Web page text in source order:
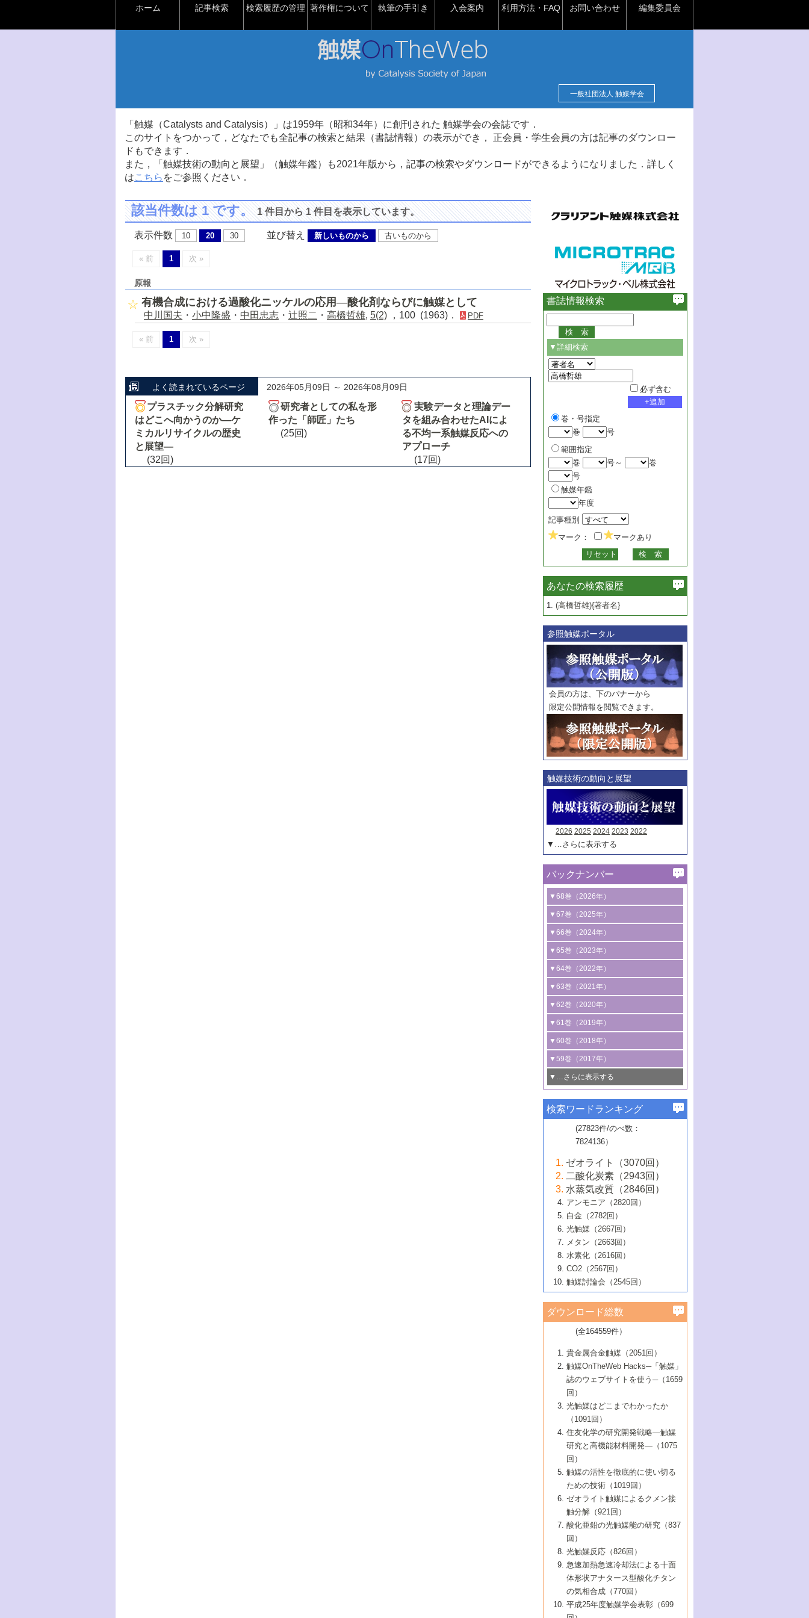
ホーム 記事検索 検索履歴の管理 著作権について 執筆の手引き 入会案内 利用方法・FAQ お問い合わせ 編集委員会
一般社団法人 触媒学会
「触媒（Catalysts and Catalysis）」は1959年（昭和34年）に創刊された 触媒学会の会誌です．
このサイトをつかって，どなたでも全記事の検索と結果（書誌情報）の表示ができ， 正会員・学生会員の方は記事のダウンロー
ドもできます．
また，「触媒技術の動向と展望」（触媒年鑑）も2021年版から，記事の検索やダウンロードができるようになりました．詳しく
はこちら をご参照ください．
該当件数は 1 です。1 件目から 1 件目を表示しています。
表示件数 10 20 30 並び替え 新しいものから 古いものから
« 前 1 次 »
原報
有機合成における過酸化ニッケルの応用―酸化剤ならびに触媒として
中川国夫 ・ 小中隆盛 ・ 中田忠志 ・ 辻照二 ・ 高橋哲雄, 5(2) ，100 (1963)． PDF
« 前 1 次 »
よく読まれているページ 2026年05月09日 ～ 2026年08月09日
プラスチック分解研究
はどこへ向かうのか―ケ
ミカルリサイクルの歴史
と展望―
(32回)
研究者としての私を形
作った「師匠」たち
(25回)
実験データと理論デー
タを組み合わせたAIによ
る不均一系触媒反応への
アプローチ
(17回)
書誌情報検索
▼詳細検索
必ず含む
巻・号指定
巻
号
範囲指定
巻
号～
巻
号
触媒年鑑
年度
記事種別
マーク：
マークあり
あなたの検索履歴
1. (高橋哲雄){著者名}
参照触媒ポータル
会員の方は、下のバナーから
限定公開情報を閲覧できます。
触媒技術の動向と展望
2026 2025 2024 2023 2022
▼…さらに表示する
バックナンバー
▼68巻（2026年）
1号 過酸化水素合成に関する研究動向
2号 コンピューター技術により加速する
触媒開発
3号 有機分子変換やCO 資源化のための
光触媒に関する最近の研究
B号 第137回触媒討論会（2026年）
▼67巻（2025年）
1号 CO
水素化によるグリーン燃料/グリ
ーンケミカル製造
2号 水素製造のための水分解技術に関す
る最近の研究
3号 オレフィン系樹脂の精密合成に関す
る最新技術
4号 アルコール類の効率的変換を実現す
る非貴金属触媒の研究動向
5号 ゼオライトの合成と応用における研
究動向
6号 ヘテロ接合界面
B号 第135回触媒討論会（2025年）
▼66巻（2024年）
1号 低次元ナノ構造を有する触媒材料
2号 規制反応場を活用した固体触媒研究
の新展開
3号 未踏分子変換を目指した酸化触媒プ
ロセスの最前線
4号 シンクロトロン放射光および中性子
線を利用した触媒解析技術の最先端
5号 単原子触媒
6号 参照触媒委員会からのお知らせ
B号 第133回触媒討論会（2023年）
▼65巻（2023年）
1号 炭素が関わる触媒機能
2号 プラスチックケミカルリサイクルの
ための触媒技術
3号 非酸化物系金属化合物を基盤とした
触媒材料の開発
4号 格子酸素・格子酸素欠陥を利用した
触媒反応
5号 生体触媒によるエネルギー変換反応
6号 窒素とリンの循環のための触媒・機
能性材料
▼64巻（2022年）
1号 合成ガス製造とCOを用いるケミカル
ズ合成の最新動向
2号 化学品合成のための合金触媒開発
3号 CO の排出削減および有効活用のた
めの触媒技術
4号 若手による情報発信企画～とびたて
若き触媒の研究者たち～（1）
若き触媒の研究者たち～（2）
6号 石油のノーブル・ユースを志向した
触媒技術
大学：オンライン・対面開催）
▼63巻（2021年）
1号 金触媒の新展開
2号 ペロブスカイト
3号 特殊反応場を利用した触媒的分子変
換反応
4号 多孔質材料を用いた触媒の新展開
5号 情報学的手法を用いた触媒開発
6号 カーボンニュートラルに向けた電解
技術
B号 第127回触媒討論会（2021年・オン
ライン開催(Zoom)のみ）
▼62巻（2020年）
1号 触媒設計を拓く欠陥構造のキャラク
タリゼーション
2号 機能化学品製造に資するクリーンな
触媒的酸化反応
3号 水処理のための触媒化学
4号 光触媒を用いた水分解の最新の研究
動向
5号 次世代の触媒プロセスを支えるマイ
6号 メタン転換技術の最新動向
B号 第125回触媒討論会（2020年・工学
院大学）
▼61巻（2019年）
1号 物質移動制御に着目した触媒プロセ
ス開発
2号 CO2 フリー水素サプライチェーンに
関わる触媒開発動向
3号 精密高分子合成に関する最近の研究
動向
4号 バイオマス化成品製造のための触媒
5号 固体触媒による含窒素有機化合物変
換の最前線
6号 貴金属使用量低減に向けた自動車排
ガス浄化触媒の開発
B号 第123回触媒討論会（2019年・大阪
▼60巻（2018年）
1号 固体酸触媒の最新の研究動向
2号 二酸化炭素からの有用化学品合成
3号 ナノ粒子・クラスター触媒の最前線
4号 60周年記念企画
5号 進化するゼオライト合成技術
6号 非貴金属系触媒における電気化学的
B号 第121回触媒討論会（2018年・東京
大学）
▼59巻（2017年）
1号 いたるところに，触媒
最先端技術
3号 無機分離膜材料の開発と触媒反応プ
ロセスへの適用
5号 水素のふるまいを解き明かす最先端
研究
6号 低級アルカンの有効利用のための触
媒技術
B号 第119回触媒討論会（2017年・首都
大学東京）
▼…さらに表示する
1号 ユニークな構造の高分子を生み出す触
2号 リグニンからの化成品製造に向けた触
媒技術
3号 触媒研究の最先端～とびたて若き研究
者たち～（1）
4号 触媒研究の最先端～とびたて若き研究
者たち～（2）
5号 触媒研究の最先端～とびたて若き研究
者たち～（3）
6号 イオニクス材料と燃料電池・電解合成
の最新の研究動向
B号 第117回触媒討論会（2016年・大阪府
立大学）
▼57巻（2015年）
1号 水素キャリアにかかわる触媒技術の新
2号 石油精製用触媒の最近の進展
3号 固体酸化物形燃料電池（SOFC）におけ
るアノード触媒上での燃料直接改質技術
4号 コアシェル構造の制御による触媒機能
5号 工業触媒およびその周辺技術の最近の
進歩
6号 ナノシート
B号 第115回触媒討論会（2015年・成蹊大
▼56巻（2014年）
2号 光触媒反応機構に関する最新の研究動
向
開発動向
4号 人工光合成に向けた近年のアプローチ
5号 未利用熱エネルギーの有効活用に貢献
する触媒技術
6号 ポリオキソメタレート
B号 第113回触媒討論会（2014年・ロワジ
ールホテル豊橋）
1号 高耐久性燃料電池システム用触媒にお
ける新展開
2号 リビングラジカル重合の最近の動向
3号 天然ガスの化学工業的展開に関する触
媒技術
4号 貴金属触媒の精密構造制御とその活用
5号 バイオマス化成品製造のための固体触
6号 ナノ空間─吸着状態解析から新機能開拓
B号 第111回触媒討論会（2013年・関西大
▼54巻（2012年）
1号 規則性多孔体の利用技術における最近
の進歩
2号 第109回触媒討論会
3号 貴金属低減技術の最新動向
4号 貴金属代替技術の最新動向
5号 光触媒による物質変換反応の新展開
6号 グラフェン
7号 水素を利用する化成品合成の新潮流
▼53巻（2011年）
1号 金属学から見る合金触媒の新展開
2号 第107回触媒討論会
3号 触媒のその場観察法の進歩（１）
4号 触媒のその場観察法の進歩（２）
5号 不活性結合の触媒的活性化による有機
合成
6号 新しい固体酸触媒技術
7号 ゼオライト合成における最近の進歩
▼52巻（2010年）
1号 触媒の劣化対策と長寿命触媒開発
2号 第105回触媒討論会
3号 ナノ構造が拓く新機能
4号 活性サイトおよびその環境の精密な設
計による触媒の高機能化
5号 触媒を有効に使うための技術
7号 有機分子触媒による精密有機合成
8号 高機能化ポリオレフィンに向けた重合
触媒の最近の進展
1号 炭素材料－熱い注目を集める材料－
2号 第103回触媒討論会
3号 環境浄化用光触媒の現状と課題
4号 水素社会の実現に向けた水素製造・貯
蔵技術の進歩
5号 CO2が関わる触媒・材料
7号 持続可能社会実現のための触媒および
触媒関連技術
▼50巻（2008年）
1号 触媒化学と学会のこの10年，半世紀，
そして未来
2号 第101回触媒討論会
4号 錯体を利用したユニークな表面構造の
構築と機能
5号 若手会員による触媒研究の未来展望1：
企業編
6号 第102回触媒討論会
7号 触媒・化学反応における計算化学の進
8号 若手研究者による触媒研究の未来展望
2：大学・研究所編
▼49巻（2007年）
1号 含フッ素化合物の合成と触媒
2号 第99回触媒討論会
3号 実用的ファインケミカル合成プロセス
を実現する触媒
5号 こんな物質，あんな物質―新たな触媒
の可能性―
7号 『結晶の化学』を活かした触媒研究
8号 イオン液体の応用
▼48巻（2006年）
1号 固体酸触媒の最近の進歩
2号 第97回触媒討論会
3号 リビング重合触媒の最近の展開
5号 水素製造・貯蔵のための触媒技術の新
しい展開
6号 第98回触媒討論会
7号 基礎化学品製造の触媒技術
8号 多機能型リアクター
1号 最近の触媒担体とその効果
2号 第95回触媒討論会
4号 水分解用光触媒材料
5号 時間分解分光の進歩と応用
6号 第96回触媒討論会
8号 超臨界流体を用いた化学プロセスの新
▼46巻（2004年）
1号 部分酸化反応触媒の最前線
2号 第93回触媒討論会
3号 特殊エネルギー場の触媒反応
4号 生体内における金属の触媒作用
5号 ファインケミカルズの展開に寄与する
6号 第94回触媒討論会
7号 サブナノレベルでみた新しい表面現象
8号 オレフィン重合触媒の新たな展
▼45巻（2003年）
1号 なぜこの触媒が良いのか？
2号 第91回触媒討論会
3号 最近の自動車排ガス処理技術
4号 触媒研究の現状と将来─第90回触媒討論
5号 基礎化学品製造の触媒技術
6号 第92回触媒討論会
7号 基礎化学品製造の触媒技術
8号 資源の循環と触媒技術
▼44巻（2002年）
1号 高次制御された触媒の化学
2号 第89回触媒討論会
3号 触媒を利用した電気化学の新展開
4号 ナノ材料の調製と機能化
5号 こんな触媒が欲しい
6号 第90回触媒討論会
7号 触媒研究と学術雑誌/情報
8号 若い世代からみた触媒化学の現状と未
▼43巻（2001年）
1号 グリーンケミストリーと触媒
2号 第87回触媒討論会特集号
3号 生体触媒とバイオプロセス
4号 水素製造・利用の触媒化学
5号 触媒研究における新しい切り口：コン
ビナトリアルケミストリー
6号 第88回触媒討論会特集号
7号 企業における触媒研究のブレークスル
8号 この材料を触媒として使ってみません
▼42巻（2000年）
1号 触媒反応工学の明日を拓く
2号 第85回触媒討論会
3号 反応ダイナミクス
5号 触媒のおもしろさをどのように伝える
6号 第86回触媒討論会
7号 水素化精製触媒の新しい展開
8号 新しい反応性と機能性を目指した金属
クラスタ-化学
▼41巻（1999年）
1号 孔、穴、あな?-特異な空間とその利用-
2号 第83回触媒討論会
3号 均一系触媒反応最前線
4号 実用炭素材料の新展開
5号 研究の方法論を考える
7号 機能性金属材料と触媒
8号 触媒研究へのNMRの応用と展望
▼40巻（1998年）
進展と21世紀への提言/創立40周年記念・触
媒学会この10年の歩みとこれから/創立40周
2号 第81回触媒討論会
3号 計算機触媒化学へのさそい
4号 触媒劣化の制御と予測
5号 最新の実用プロセスと触媒
6号 第82回触媒討論会
7号 ナノ構造体の化学
8号 あの反応は今
1号 均一系と不均一系触媒反応-その特徴と
接点
2号 第79回触媒討論会
3号 最新NO除去触媒の実用化研究
4号 新しい反応場を目指した触媒調製
5号 反応・分離技術の新しい展開
6号 第80回触媒討論会
8号 AFMでみる世界
▼38巻（1996年）
1号 触媒の構造と触媒作用/C1化学を中心と
する21世紀への触媒
3号 オリンピックメダル:金・銀・銅はどん
な触媒作用を示すか
4号 触媒作用における機能の複合化
5号 未来を拓け！若手研究者
6号 第78回触媒討論会
7号 ダイナミックな領域への触媒研究の展
開/C1化学を中心とする21世紀への触媒
▼37巻（1995年）
1号 ファインケミカルズと固体触媒
2号 第75回触媒討論会
3号 希土類を利用した触媒
4号 触媒とリサイクル
5号 エネルギー変換触媒
6号 第76回触媒討論会
7号 表面吸着相の新しい展開
8号 マイクロポーラス・クリスタル触媒の
▼36巻（1994年）
1号 電気化学と触媒
2号 第73回触媒討論会
3号 C4化学の展開
4号 《通常号》
5号 《通常号》
6号 第74回触媒討論会
▼35巻（1993年）
1号 工業触媒開発マニュアル―探索から工
業化まで
2号 第71回触媒討論会
3号 研究開発のうらおもて―着想と展開
4号 触媒劣化と寿命の予測
5号 環境に優しい触媒
▼34巻（1992年）
1号 インパクトを与えたこの研究
2号 第69回触媒討論会
3号 ケミカルズ合成触媒―新しい展開と応
▼33巻（1991年）
1号 触媒プロセス開発マニュアル―探索か
ら工業化まで，知っておきたいこと PartII
2号 第67回触媒討論会
▼32巻（1990年）
1号 21世紀に向けて触媒研究の飛躍をめざ
す―触媒化学の裾野を広げよう
2号 第65回触媒討論会
▼31巻（1989年）
1号 情報科学と反応設計・材料設計
▼30巻（1988年）
検索ワードランキング
(27823件/のべ数：
7824136）
ゼオライト（3070回）
二酸化炭素（2943回）
水蒸気改質（2846回）
アンモニア（2820回）
白金（2782回）
光触媒（2667回）
メタン（2663回）
水素化（2616回）
CO2（2567回）
触媒討論会（2545回）
ダウンロード総数
(全164559件）
貴金属合金触媒（2051回）
触媒OnTheWeb Hacks─「触媒」
誌のウェブサイトを使う─（1659
回）
光触媒はどこまでわかったか
（1091回）
住友化学の研究開発戦略―触媒
研究と高機能材料開発―（1075
回）
触媒の活性を徹底的に使い切る
ための技術（1019回）
ゼオライト触媒によるクメン接
触分解（921回）
酸化亜鉛の光触媒能の研究（837
回）
光触媒反応（826回）
急速加熱急速冷却法による十面
体形状アナタース型酸化チタン
の気相合成（770回）
平成25年度触媒学会表彰（699